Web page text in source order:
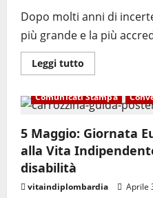
Dopo molti anni di
più grande e la più
Leggi tutto
Comunicati Stampa
5 Maggio: Giornata
alla Vita
disabilità
vitaindiplombardia Aprile